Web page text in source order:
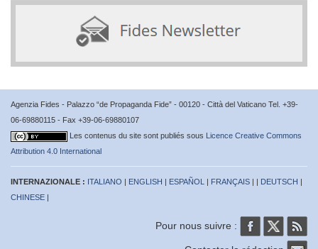
Agenzia Fides - Palazzo “de Propaganda Fide” - 00120 - Città del Vaticano Tel. +39-
06-69880115 - Fax +39-06-69880107
Les contenus du site sont publiés sous Licence Creative Commons
Attribution 4.0 International
INTERNAZIONALE : ITALIANO | ENGLISH | ESPAÑOL | FRANÇAIS | | DEUTSCH |
CHINESE |
Pour nous suivre :